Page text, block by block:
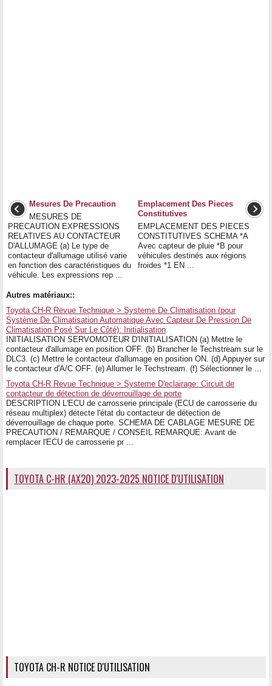
Mesures De Precaution
MESURES DE
PRECAUTION EXPRESSIONS
RELATIVES AU CONTACTEUR
D'ALLUMAGE (a) Le type de
contacteur d'allumage utilisé varie
en fonction des caractéristiques du
véhicule. Les expressions rep ...
Emplacement Des Pieces
Constitutives
EMPLACEMENT DES PIECES
CONSTITUTIVES SCHEMA *A
Avec capteur de pluie *B pour
véhicules destinés aux régions
froides *1 EN ...
Autres matériaux::
Toyota CH-R Revue Technique > Systeme De Climatisation (pour
Système De Climatisation Automatique Avec Capteur De Pression De
Climatisation Posé Sur Le Côté): Initialisation
INITIALISATION SERVOMOTEUR D'INITIALISATION (a) Mettre le
contacteur d'allumage en position OFF. (b) Brancher le Techstream sur le
DLC3. (c) Mettre le contacteur d'allumage en position ON. (d) Appuyer sur
le contacteur d'A/C OFF. (e) Allumer le Techstream. (f) Sélectionner le ...
Toyota CH-R Revue Technique > Systeme D'eclairage: Circuit de
contacteur de détection de déverrouillage de porte
DESCRIPTION L'ECU de carrosserie principale (ECU de carrosserie du
réseau multiplex) détecte l'état du contacteur de détection de
déverrouillage de chaque porte. SCHEMA DE CABLAGE MESURE DE
PRECAUTION / REMARQUE / CONSEIL REMARQUE: Avant de
remplacer l'ECU de carrosserie pr ...
TOYOTA C-HR (AX20) 2023-2025 NOTICE D'UTILISATION
TOYOTA CH-R NOTICE D'UTILISATION